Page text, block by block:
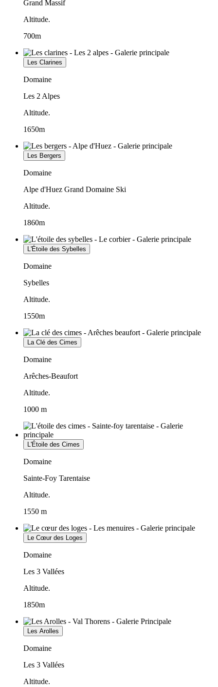
Grand Massif
Altitude.
700m
Les Clarines
Domaine
Les 2 Alpes
Altitude.
1650m
Les Bergers
Domaine
Alpe d'Huez Grand Domaine Ski
Altitude.
1860m
L'Étoile des Sybelles
Domaine
Sybelles
Altitude.
1550m
La Clé des Cimes
Domaine
Arêches-Beaufort
Altitude.
1000 m
L'Étoile des Cimes
Domaine
Sainte-Foy Tarentaise
Altitude.
1550 m
Le Cœur des Loges
Domaine
Les 3 Vallées
Altitude.
1850m
Les Arolles
Domaine
Les 3 Vallées
Altitude.